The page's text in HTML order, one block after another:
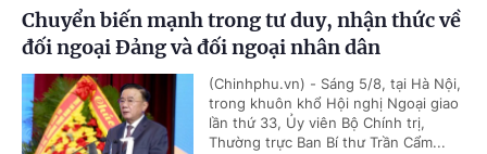
Chuyển biến mạnh trong tư duy, nhận thức về
đối ngoại Đảng và đối ngoại nhân dân
(Chinhphu.vn) - Sáng 5/8, tại Hà Nội,
trong khuôn khổ Hội nghị Ngoại giao
lần thứ 33, Ủy viên Bộ Chính trị,
Thường trực Ban Bí thư Trần Cẩm...